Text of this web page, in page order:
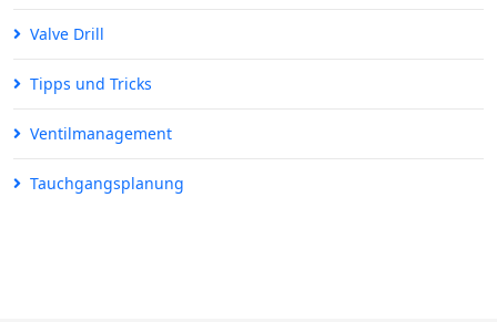
Valve Drill
Tipps und Tricks
Ventilmanagement
Tauchgangsplanung